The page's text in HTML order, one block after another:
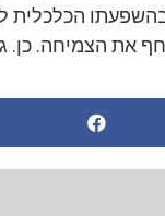
את הצמיחה.